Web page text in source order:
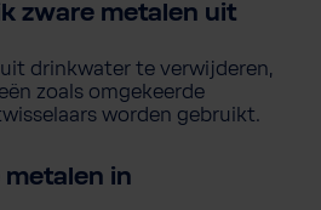
zware metalen uit
drinkwater te verwijderen,
zoals omgekeerde
worden gebruikt.
in